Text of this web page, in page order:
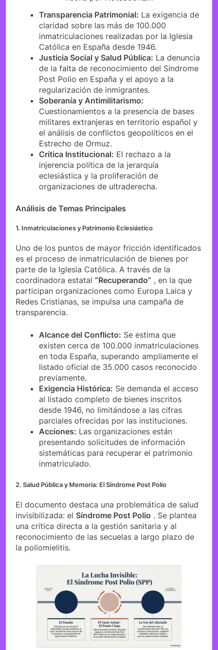
Transparencia Patrimonial: La exigencia de
claridad sobre las más de 100.000
inmatriculaciones realizadas por la Iglesia
Católica en España desde 1946.
Justicia Social y Salud Pública: La denuncia
de la falta de reconocimiento del Síndrome
Post Polio en España y el apoyo a la
regularización de inmigrantes.
Soberanía y Antimilitarismo:
Cuestionamientos a la presencia de bases
militares extranjeras en territorio español y
el análisis de conflictos geopolíticos en el
Estrecho de Ormuz.
Crítica Institucional: El rechazo a la
injerencia política de la jerarquía
eclesiástica y la proliferación de
organizaciones de ultraderecha.
Análisis de Temas Principales
1. Inmatriculaciones y Patrimonio Eclesiástico
Uno de los puntos de mayor fricción identificados
es el proceso de inmatriculación de bienes por
parte de la Iglesia Católica. A través de la
coordinadora estatal “Recuperando” , en la que
participan organizaciones como Europa Laica y
Redes Cristianas, se impulsa una campaña de
transparencia.
Alcance del Conflicto: Se estima que
existen cerca de 100.000 inmatriculaciones
en toda España, superando ampliamente el
listado oficial de 35.000 casos reconocido
previamente.
Exigencia Histórica: Se demanda el acceso
al listado completo de bienes inscritos
desde 1946, no limitándose a las cifras
parciales ofrecidas por las instituciones.
Acciones: Las organizaciones están
presentando solicitudes de información
sistemáticas para recuperar el patrimonio
inmatriculado.
2. Salud Pública y Memoria: El Síndrome Post Polio
El documento destaca una problemática de salud
invisibilizada: el Síndrome Post Polio . Se plantea
una crítica directa a la gestión sanitaria y al
reconocimiento de las secuelas a largo plazo de
la poliomielitis.